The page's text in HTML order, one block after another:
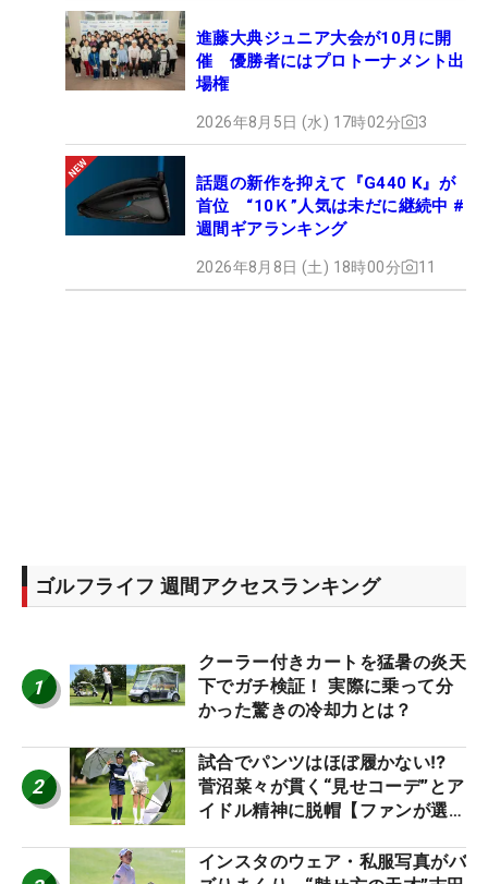
進藤大典ジュニア大会が10月に開
催 優勝者にはプロトーナメント出
場権
2026年8月5日 (水) 17時02分 3
話題の新作を抑えて『G440 K』が
首位 “10Ｋ”人気は未だに継続中 #
週間ギアランキング
2026年8月8日 (土) 18時00分 11
ゴルフライフ 週間アクセスランキング
1
クーラー付きカートを猛暑の炎天
下でガチ検証！ 実際に乗って分
かった驚きの冷却力とは？
2
試合でパンツはほぼ履かない⁉
菅沼菜々が貫く“見せコーデ”とア
イドル精神に脱帽【ファンが選ぶ
インスタのウェア・私服写真がバ